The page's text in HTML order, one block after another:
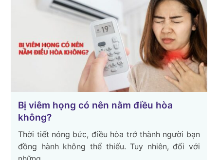
Bị viêm họng có nên nằm điều hòa
không?
Thời tiết nóng bức, điều hòa trở thành người bạn
đồng hành không thể thiếu. Tuy nhiên, đối với